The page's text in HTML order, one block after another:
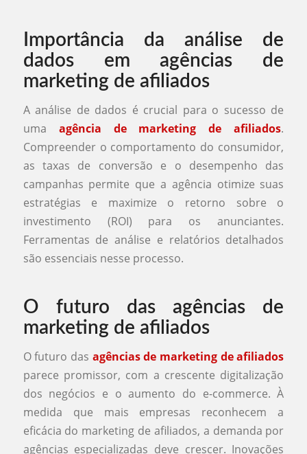
Importância da análise de
dados em agências de
marketing de afiliados
A análise de dados é crucial para o sucesso de
uma agência de marketing de afiliados.
Compreender o comportamento do consumidor,
as taxas de conversão e o desempenho das
campanhas permite que a agência otimize suas
estratégias e maximize o retorno sobre o
investimento (ROI) para os anunciantes.
Ferramentas de análise e relatórios detalhados
são essenciais nesse processo.
O futuro das agências de
marketing de afiliados
O futuro das agências de marketing de afiliados
parece promissor, com a crescente digitalização
dos negócios e o aumento do e-commerce. À
medida que mais empresas reconhecem a
eficácia do marketing de afiliados, a demanda por
agências especializadas deve crescer. Inovações